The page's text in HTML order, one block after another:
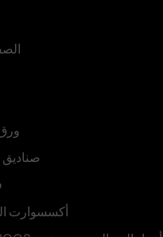
صناديق
أكسسوارت